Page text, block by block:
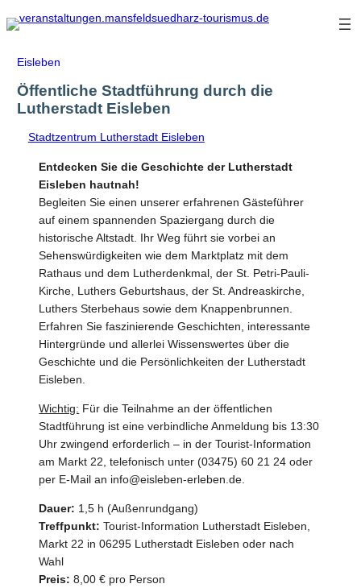
Zum
Inhalt
Eisleben
Öffentliche Stadtführung durch die
Lutherstadt Eisleben
Stadtzentrum Lutherstadt Eisleben
Entdecken Sie die Geschichte der Lutherstadt
Eisleben hautnah!
Begleiten Sie einen unserer erfahrenen Gästeführer
auf einem spannenden Spaziergang durch die
historische Altstadt. Ihr Weg führt sie vorbei an
Sehenswürdigkeiten wie dem Marktplatz mit dem
Rathaus und dem Lutherdenkmal, der St. Petri-Pauli-
Kirche, Luthers Geburtshaus, der St. Andreaskirche,
Luthers Sterbehaus sowie dem Knappenbrunnen.
Erfahren Sie faszinierende Geschichten, interessante
Hintergründe und allerlei Wissenswertes über die
Geschichte und die Persönlichkeiten der Lutherstadt
Eisleben.
Wichtig: Für die Teilnahme an der öffentlichen
Stadtführung ist eine verbindliche Anmeldung bis 13:30
Uhr zwingend erforderlich – in der Tourist-Information
am Markt 22, telefonisch unter (03475) 60 21 24 oder
per E-Mail an info@eisleben-erleben.de.
Dauer: 1,5 h (Außenrundgang)
Treffpunkt: Tourist-Information Lutherstadt Eisleben,
Markt 22 in 06295 Lutherstadt Eisleben oder nach
Wahl
Preis: 8,00 € pro Person